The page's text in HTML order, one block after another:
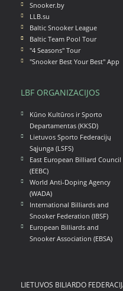
Snooker.by
LLB.su
Baltic Snooker League
Baltic Team Pool Tour
"4 Seasons" Tour
"Snooker Best Your Best" App
LBF ORGANIZACIJOS
Kūno Kultūros ir Sporto
Departamentas (KKSD)
Lietuvos Sporto Federacijų
Sąjunga (LSFS)
East European Billiard Council
(EEBC)
World Anti-Doping Agency
(WADA)
International Billiards and
Snooker Federation (IBSF)
European Billiards and
Snooker Association (EBSA)
LIETUVOS BILIARDO